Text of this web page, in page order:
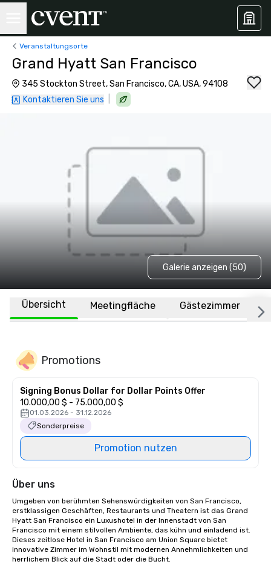
Veranstaltungsorte
Grand Hyatt San Francisco
345 Stockton Street, San Francisco, CA, USA, 94108
Kontaktieren Sie uns
Galerie anzeigen (50)
Übersicht Meetingfläche Gästezimmer
Promotions
Signing Bonus Dollar for Dollar Points Offer
10.000,00 $ - 75.000,00 $
01.03.2026 - 31.12.2026
Sonderpreise
Promotion nutzen
Über uns
Umgeben von berühmten Sehenswürdigkeiten von San Francisco,
erstklassigen Geschäften, Restaurants und Theatern ist das Grand
Hyatt San Francisco ein Luxushotel in der Innenstadt von San
Francisco mit einem stilvollen Ambiente, das kühn und einladend ist.
Dieses zeitlose Hotel in San Francisco am Union Square bietet
innovative Zimmer im Wohnstil mit modernen Annehmlichkeiten und
herrlichem Blick auf die Stadt oder die Bucht.